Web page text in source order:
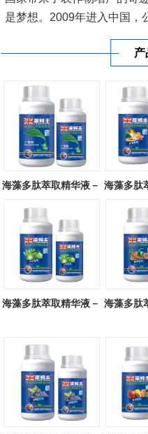
是梦想。2009年进入中国，
东、广西、海南等20多...
[查
产
海藻多肽萃取精华液－
广谱型
海藻多肽
块
海藻多肽萃取精华液－ 海藻多肽